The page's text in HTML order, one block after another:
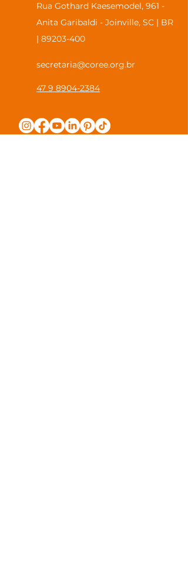
Rua Gothard Kaesemodel, 961 -
Anita Garibaldi - Joinville, SC | BR
| 89203-400
secretaria@coree.org.br
47 9 8904-2384